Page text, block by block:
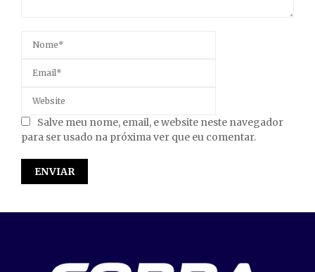
Salve meu nome, email, e website neste navegador
para ser usado na próxima ver que eu comentar.